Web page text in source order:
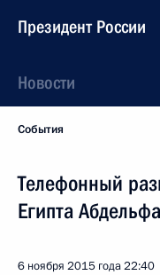
Президент России
Новости
События
Телефонный
Египта
6 ноября 2015 года22:40